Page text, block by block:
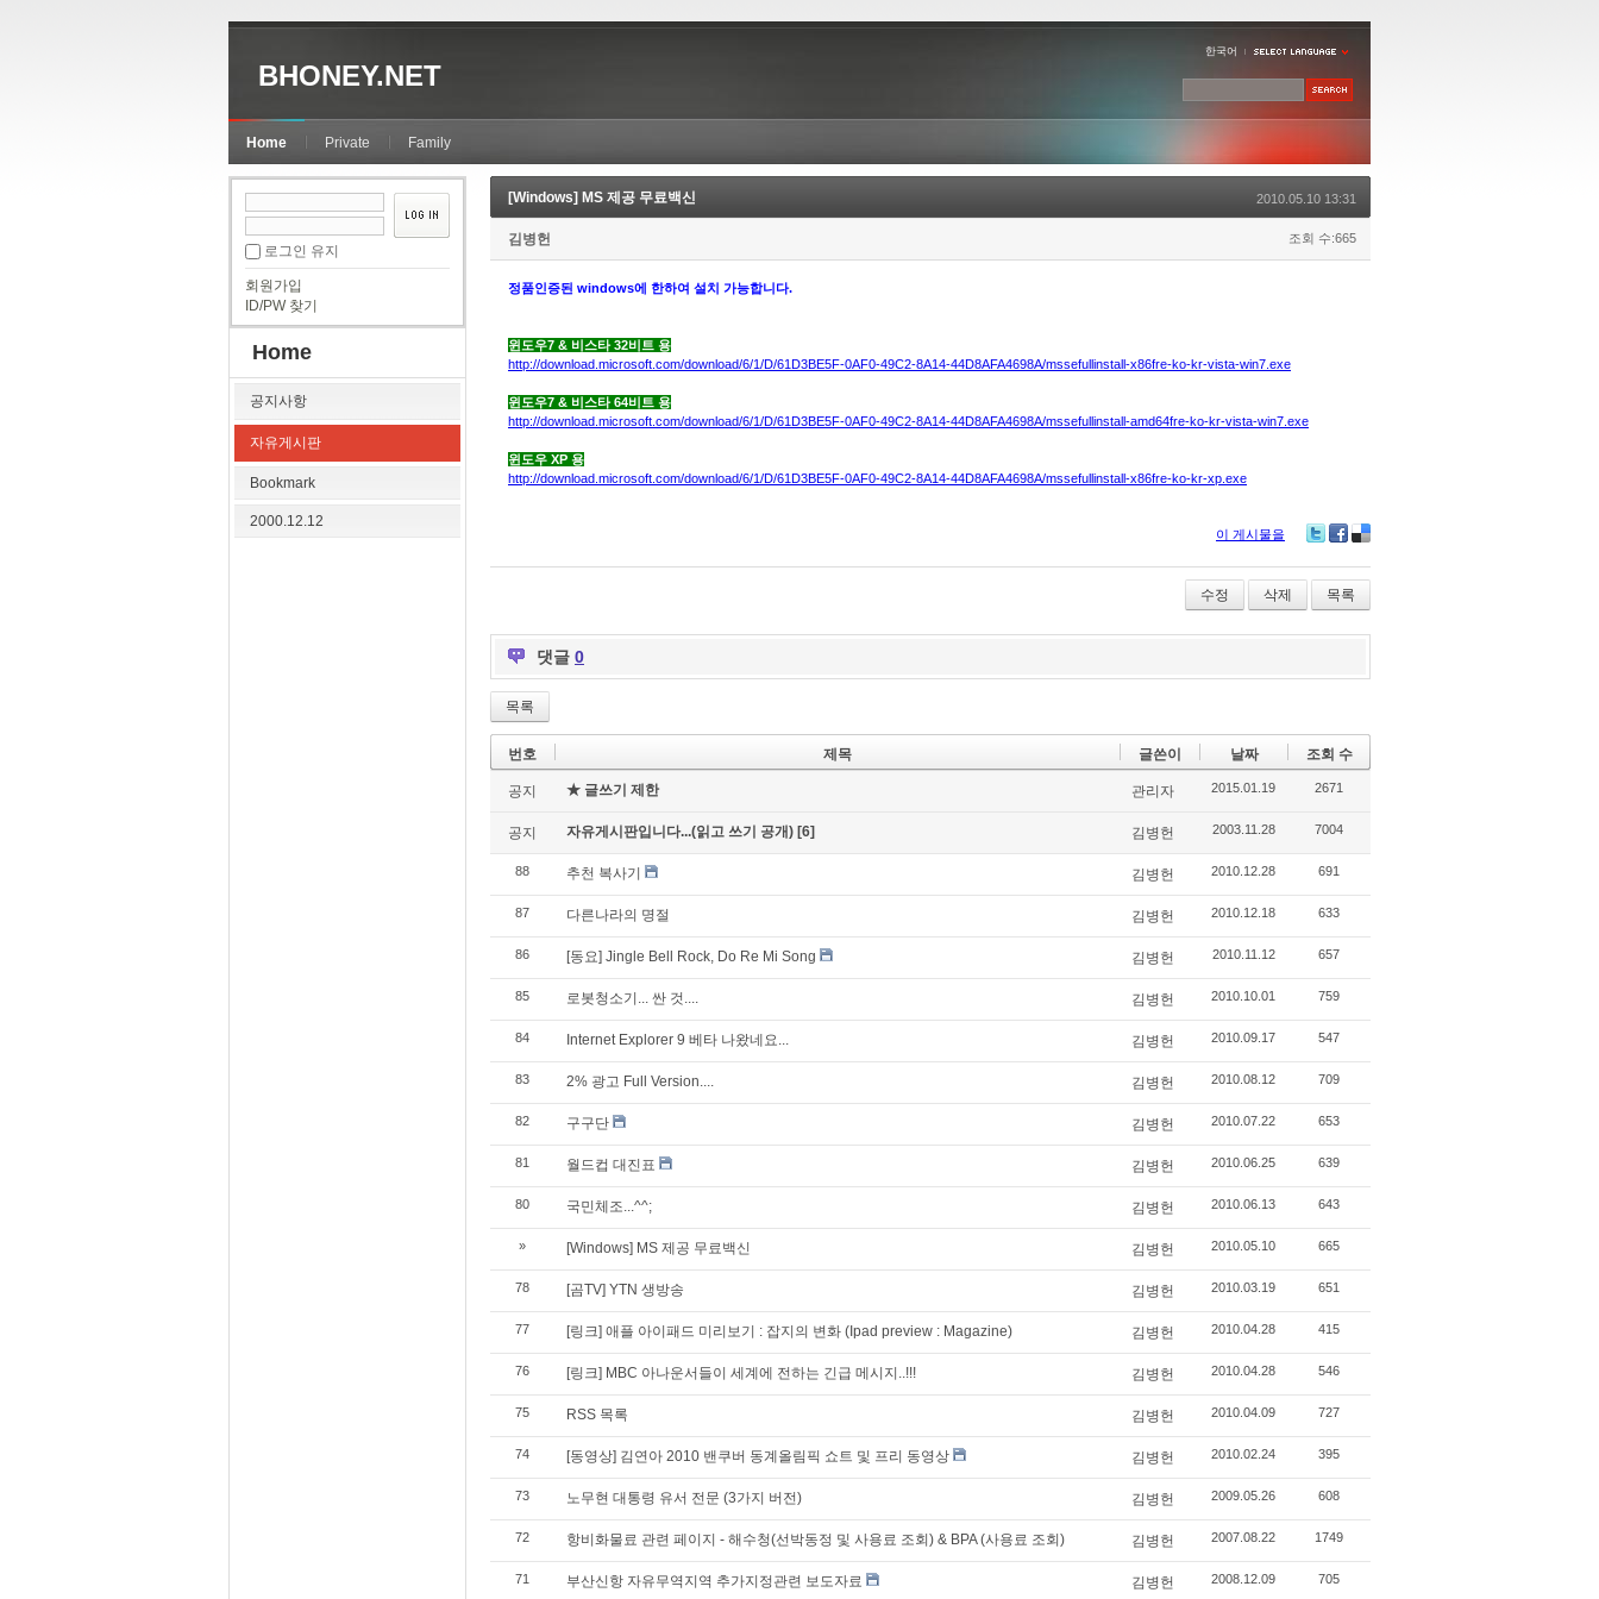
BHONEY.NET
한국어
Home Private Family
로그인 유지
회원가입
ID/PW 찾기
Home
공지사항
자유게시판
Bookmark
2000.12.12
[Windows] MS 제공 무료백신 2010.05.10 13:31
김병헌 조회 수:665
정품인증된 windows에 한하여 설치 가능합니다.
윈도우7 & 비스타 32비트 용
http://download.microsoft.com/download/6/1/D/61D3BE5F-0AF0-49C2-8A14-44D8AFA4698A/mssefullinstall-x86fre-ko-kr-vista-win7.exe
윈도우7 & 비스타 64비트 용
http://download.microsoft.com/download/6/1/D/61D3BE5F-0AF0-49C2-8A14-44D8AFA4698A/mssefullinstall-amd64fre-ko-kr-vista-win7.exe
윈도우 XP 용
http://download.microsoft.com/download/6/1/D/61D3BE5F-0AF0-49C2-8A14-44D8AFA4698A/mssefullinstall-x86fre-ko-kr-xp.exe
이 게시물을
itte ce
bo
ok
lici
ou
s
수정 삭제 목록
댓글 0
목록
번호 제목 글쓴이 날짜 조회 수
공지 ★ 글쓰기 제한 관리자 2015.01.19 2671
공지 자유게시판입니다...(읽고 쓰기 공개) [6] 김병헌 2003.11.28 7004
88 추천 복사기 김병헌 2010.12.28 691
87 다른나라의 명절 김병헌 2010.12.18 633
86 [동요] Jingle Bell Rock, Do Re Mi Song 김병헌 2010.11.12 657
85 로봇청소기... 싼 것.... 김병헌 2010.10.01 759
84 Internet Explorer 9 베타 나왔네요... 김병헌 2010.09.17 547
83 2% 광고 Full Version.... 김병헌 2010.08.12 709
82 구구단 김병헌 2010.07.22 653
81 월드컵 대진표 김병헌 2010.06.25 639
80 국민체조...^^; 김병헌 2010.06.13 643
» [Windows] MS 제공 무료백신 김병헌 2010.05.10 665
78 [곰TV] YTN 생방송 김병헌 2010.03.19 651
77 [링크] 애플 아이패드 미리보기 : 잡지의 변화 (Ipad preview : Magazine) 김병헌 2010.04.28 415
76 [링크] MBC 아나운서들이 세계에 전하는 긴급 메시지..!!! 김병헌 2010.04.28 546
75 RSS 목록 김병헌 2010.04.09 727
74 [동영상] 김연아 2010 밴쿠버 동계올림픽 쇼트 및 프리 동영상 김병헌 2010.02.24 395
73 노무현 대통령 유서 전문 (3가지 버전) 김병헌 2009.05.26 608
72 항비화물료 관련 페이지 - 해수청(선박동정 및 사용료 조회) & BPA (사용료 조회) 김병헌 2007.08.22 1749
71 부산신항 자유무역지역 추가지정관련 보도자료 김병헌 2008.12.09 705